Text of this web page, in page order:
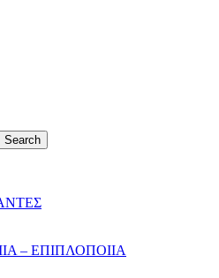
Search
– ΕΠΙΠΛΟΠΟΙΙΑ